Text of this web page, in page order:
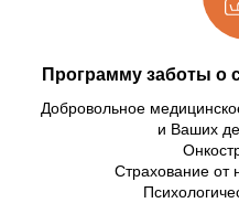
Программу заботы о
Добровольное
и Ваших
Страхование от